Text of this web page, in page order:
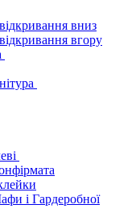
вниз
вгору
і Гардеробної